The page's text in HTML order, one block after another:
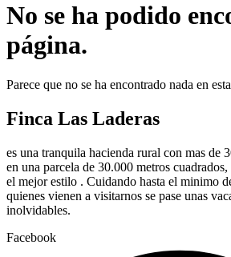
No se ha podido
página.
Parece que no se ha encontrado nada en
Finca Las Laderas
es una tranquila hacienda rural con mas de
en una parcela de 30.000 metros
el mejor estilo . Cuidando hasta el minimo
quienes vienen a visitarnos se pase unas
inolvidables.
Facebook